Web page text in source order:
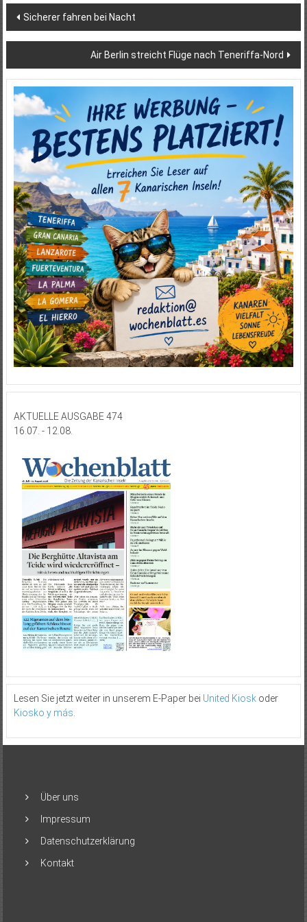
Beitragsnavigation
Sicherer fahren bei Nacht
Air Berlin streicht Flüge nach Teneriffa-Nord
AKTUELLE AUSGABE 474
16.07. - 12.08.
Lesen Sie jetzt weiter in unserem E-Paper bei United Kioskoder
Kiosko y más.
Über uns
Impressum
Datenschutzerklärung
Kontakt